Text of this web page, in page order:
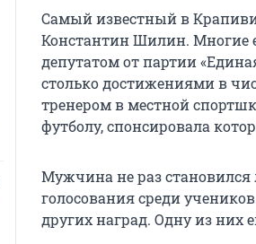
Самый известный в
Константин Шилин. Многие
депутатом от партии
столько достижениями в
тренером в местной
футболу, спонсировала
Мужчина не раз
голосования среди
других наград. Одну из них